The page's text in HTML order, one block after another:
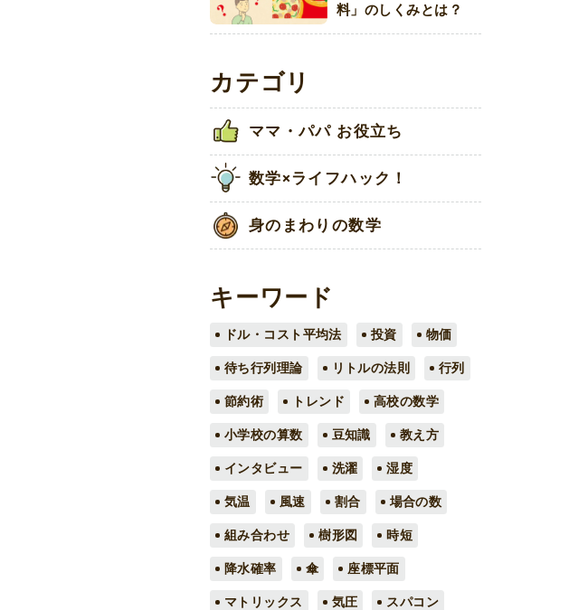
料」のしくみとは？
カテゴリ
ママ・パパ お役立ち
数学×ライフハック！
身のまわりの数学
キーワード
ドル・コスト平均法 投資 物価
待ち行列理論 リトルの法則 行列
節約術 トレンド 高校の数学
小学校の算数 豆知識 教え方
インタビュー 洗濯 湿度
気温 風速 割合 場合の数
組み合わせ 樹形図 時短
降水確率 傘 座標平面
マトリックス 気圧 スパコン